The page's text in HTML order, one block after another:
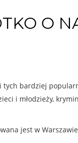
O
bardziej
i młodzieży,
jest w